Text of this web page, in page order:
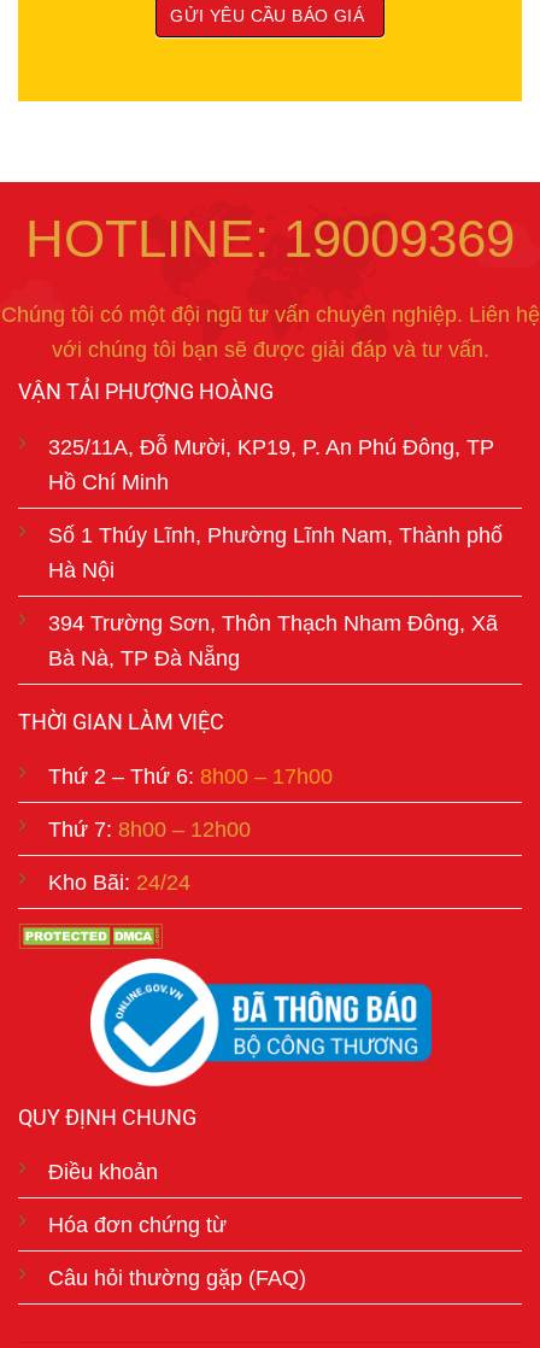
HOTLINE: 19009369
Chúng tôi có một đội ngũ tư vấn chuyên nghiệp. Liên hệ
với chúng tôi bạn sẽ được giải đáp và tư vấn.
VẬN TẢI PHƯỢNG HOÀNG
325/11A, Đỗ Mười, KP19, P. An Phú Đông, TP
Hồ Chí Minh
Số 1 Thúy Lĩnh, Phường Lĩnh Nam, Thành phố
Hà Nội
394 Trường Sơn, Thôn Thạch Nham Đông, Xã
Bà Nà, TP Đà Nẵng
THỜI GIAN LÀM VIỆC
Thứ 2 – Thứ 6: 8h00 – 17h00
Thứ 7: 8h00 – 12h00
Kho Bãi: 24/24
QUY ĐỊNH CHUNG
Điều khoản
Hóa đơn chứng từ
Câu hỏi thường gặp (FAQ)